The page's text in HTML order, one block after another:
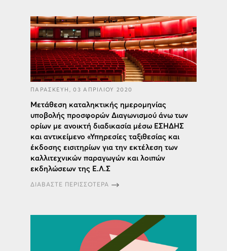
ΠΑΡΑΣΚΕΥΗ, 03 ΑΠΡΙΛΙΟΥ 2020
Μετάθεση καταληκτικής ημερομηνίας
υποβολής προσφορών Διαγωνισμού άνω των
ορίων με ανοικτή διαδικασία μέσω ΕΣΗΔΗΣ
και αντικείμενο «Υπηρεσίες ταξιθεσίας και
έκδοσης εισιτηρίων για την εκτέλεση των
καλλιτεχνικών παραγωγών και λοιπών
εκδηλώσεων της Ε.Λ.Σ
ΔΙΑΒΑΣΤΕ ΠΕΡΙΣΣΟΤΕΡΑ